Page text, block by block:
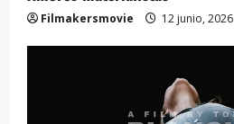
Filmakersmovie 12 junio, 2026